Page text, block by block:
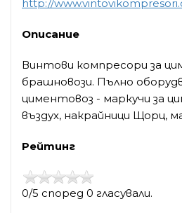
http://
Описание
Винтови компресори за
брашновози. Пълно
циментовоз - маркучи за
въздух, накрайници Щорц,
Рейтинг
0/5 според 0 гласували.